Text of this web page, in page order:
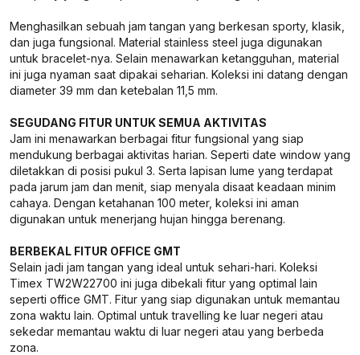
Menghasilkan sebuah jam tangan yang berkesan sporty, klasik,
dan juga fungsional. Material stainless steel juga digunakan
untuk bracelet-nya. Selain menawarkan ketangguhan, material
ini juga nyaman saat dipakai seharian. Koleksi ini datang dengan
diameter 39 mm dan ketebalan 11,5 mm.
SEGUDANG FITUR UNTUK SEMUA AKTIVITAS
Jam ini menawarkan berbagai fitur fungsional yang siap
mendukung berbagai aktivitas harian. Seperti date window yang
diletakkan di posisi pukul 3. Serta lapisan lume yang terdapat
pada jarum jam dan menit, siap menyala disaat keadaan minim
cahaya. Dengan ketahanan 100 meter, koleksi ini aman
digunakan untuk menerjang hujan hingga berenang.
BERBEKAL FITUR OFFICE GMT
Selain jadi jam tangan yang ideal untuk sehari-hari. Koleksi
Timex TW2W22700 ini juga dibekali fitur yang optimal lain
seperti office GMT. Fitur yang siap digunakan untuk memantau
zona waktu lain. Optimal untuk travelling ke luar negeri atau
sekedar memantau waktu di luar negeri atau yang berbeda
zona.